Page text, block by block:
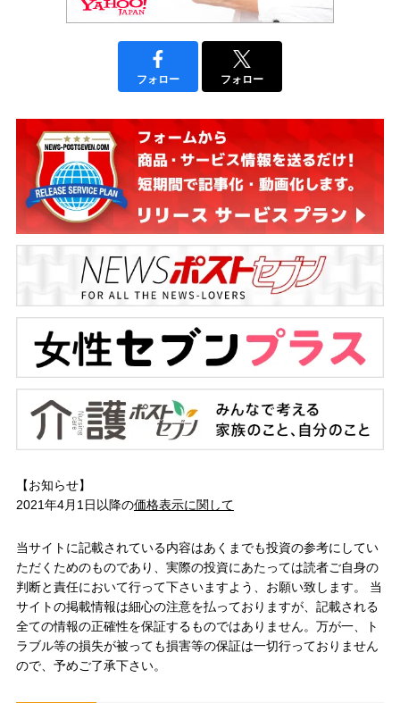
フォロー フォロー
【お知らせ】
2021年4月1日以降の価格表示に関して
当サイトに記載されている内容はあくまでも投資の参考にしてい
ただくためのものであり、実際の投資にあたっては読者ご自身の
判断と責任において行って下さいますよう、お願い致します。 当
サイトの掲載情報は細心の注意を払っておりますが、記載される
全ての情報の正確性を保証するものではありません。万が一、ト
ラブル等の損失が被っても損害等の保証は一切行っておりません
ので、予めご了承下さい。